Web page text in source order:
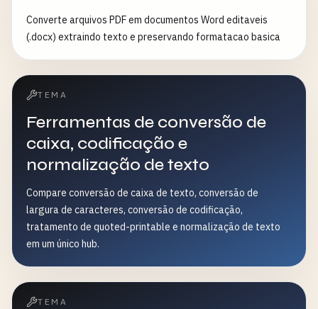
Converte arquivos PDF em documentos Word editaveis
(.docx) extraindo texto e preservando formatacao basica
TEMA
Ferramentas de conversão de
caixa, codificação e
normalização de texto
Compare conversão de caixa de texto, conversão de
largura de caracteres, conversão de codificação,
tratamento de quoted-printable e normalização de texto
em um único hub.
TEMA